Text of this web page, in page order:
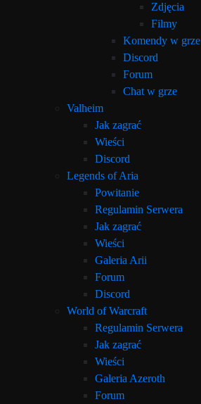
Zdjęcia
Filmy
Komendy w grze
Discord
Forum
Chat w grze
Valheim
Jak zagrać
Wieści
Discord
Legends of Aria
Powitanie
Regulamin Serwera
Jak zagrać
Wieści
Galeria Arii
Forum
Discord
World of Warcraft
Regulamin Serwera
Jak zagrać
Wieści
Galeria Azeroth
Forum